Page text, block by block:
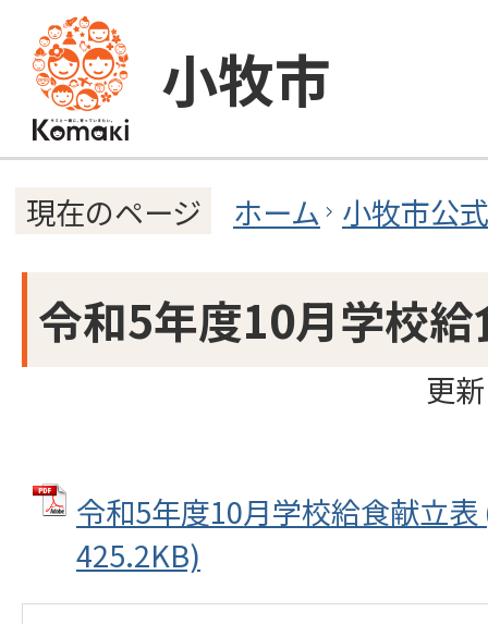
小牧市
現在のページ ホーム 小牧市公
令和5年度10月学校
更
令和5年度10月学校給食献立
425.2KB)